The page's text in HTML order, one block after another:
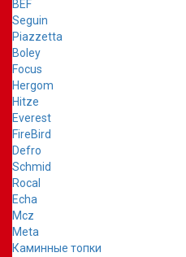
BEF
Seguin
Piazzetta
Boley
Focus
Hergom
Hitze
Everest
FireBird
Defro
Schmid
Rocal
Echa
Mcz
Meta
Каминные топки